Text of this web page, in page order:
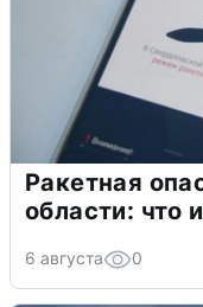
Ракетная
области: что
6 августа 0